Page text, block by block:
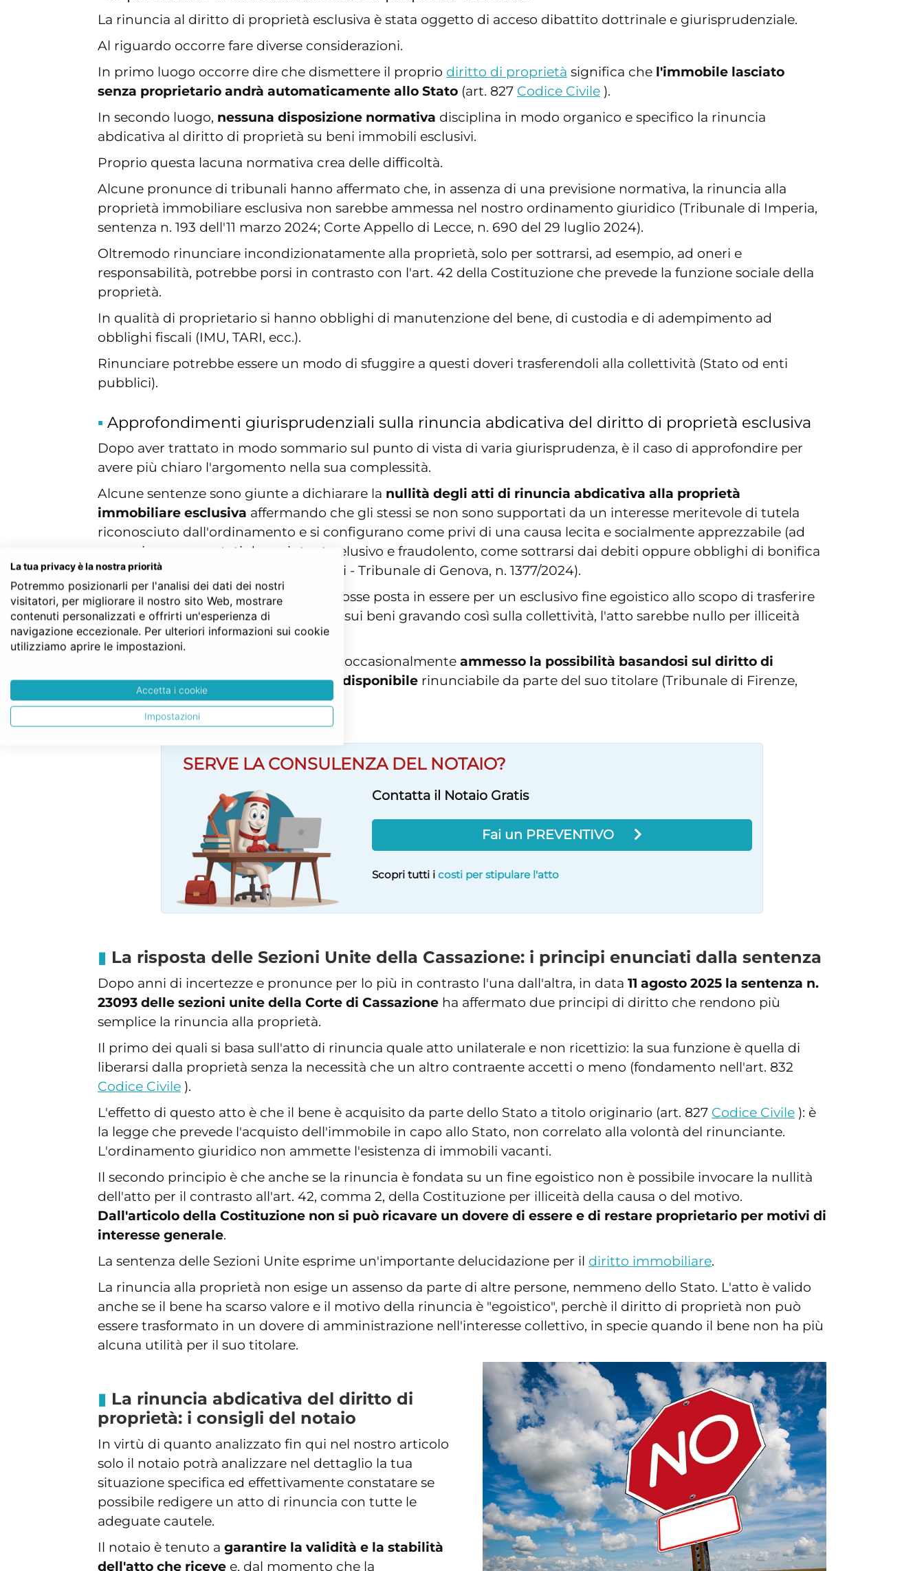
La rinuncia al diritto di proprietà esclusiva è stata oggetto di acceso dibattito dottrinale e giurisprudenziale.
Al riguardo occorre fare diverse considerazioni.
In primo luogo occorre dire che dismettere il proprio diritto di proprietà significa che l'immobile lasciato
senza proprietario andrà automaticamente allo Stato (art. 827 Codice Civile ).
In secondo luogo, nessuna disposizione normativa disciplina in modo organico e specifico la rinuncia
abdicativa al diritto di proprietà su beni immobili esclusivi.
Proprio questa lacuna normativa crea delle difficoltà.
Alcune pronunce di tribunali hanno affermato che, in assenza di una previsione normativa, la rinuncia alla
proprietà immobiliare esclusiva non sarebbe ammessa nel nostro ordinamento giuridico (Tribunale di Imperia,
sentenza n. 193 dell'11 marzo 2024; Corte Appello di Lecce, n. 690 del 29 luglio 2024).
Oltremodo rinunciare incondizionatamente alla proprietà, solo per sottrarsi, ad esempio, ad oneri e
responsabilità, potrebbe porsi in contrasto con l'art. 42 della Costituzione che prevede la funzione sociale della
proprietà.
In qualità di proprietario si hanno obblighi di manutenzione del bene, di custodia e di adempimento ad
obblighi fiscali (IMU, TARI, ecc.).
Rinunciare potrebbe essere un modo di sfuggire a questi doveri trasferendoli alla collettività (Stato od enti
pubblici).
Approfondimenti giurisprudenziali sulla rinuncia abdicativa del diritto di proprietà esclusiva
Dopo aver trattato in modo sommario sul punto di vista di varia giurisprudenza, è il caso di approfondire per
avere più chiaro l'argomento nella sua complessità.
Alcune sentenze sono giunte a dichiarare la nullità degli atti di rinuncia abdicativa alla proprietà
immobiliare esclusiva affermando che gli stessi se non sono supportati da un interesse meritevole di tutela
riconosciuto dall'ordinamento e si configurano come privi di una causa lecita e socialmente apprezzabile (ad
esempio se supportati da un intento elusivo e fraudolento, come sottrarsi dai debiti oppure obblighi di bonifica
ovvero anche responsabilità per danni - Tribunale di Genova, n. 1377/2024).
Più chiaramente, qualora la rinuncia fosse posta in essere per un esclusivo fine egoistico allo scopo di trasferire
allo Stato i costi inerenti ad interventi sui beni gravando così sulla collettività, l'atto sarebbe nullo per illiceità
della causa.
Altre sentenze, al contrario, ne hanno occasionalmente ammesso la possibilità basandosi sul diritto di
proprietà come diritto patrimoniale disponibile rinunciabile da parte del suo titolare (Tribunale di Firenze,
sentenze n. 1462/2023 e 2529/2022).
SERVE LA CONSULENZA DEL NOTAIO?
Contatta il Notaio Gratis
Fai un PREVENTIVO
Scopri tutti icosti per stipulare l'atto
La risposta delle Sezioni Unite della Cassazione: i principi enunciati dalla sentenza
Dopo anni di incertezze e pronunce per lo più in contrasto l'una dall'altra, in data 11 agosto 2025 la sentenza n.
23093 delle sezioni unite della Corte di Cassazione ha affermato due principi di diritto che rendono più
semplice la rinuncia alla proprietà.
Il primo dei quali si basa sull'atto di rinuncia quale atto unilaterale e non ricettizio: la sua funzione è quella di
liberarsi dalla proprietà senza la necessità che un altro contraente accetti o meno (fondamento nell'art. 832
Codice Civile ).
L'effetto di questo atto è che il bene è acquisito da parte dello Stato a titolo originario (art. 827 Codice Civile ): è
la legge che prevede l'acquisto dell'immobile in capo allo Stato, non correlato alla volontà del rinunciante.
L'ordinamento giuridico non ammette l'esistenza di immobili vacanti.
Il secondo principio è che anche se la rinuncia è fondata su un fine egoistico non è possibile invocare la nullità
dell'atto per il contrasto all'art. 42, comma 2, della Costituzione per illiceità della causa o del motivo.
Dall'articolo della Costituzione non si può ricavare un dovere di essere e di restare proprietario per motivi di
interesse generale.
La sentenza delle Sezioni Unite esprime un'importante delucidazione per il diritto immobiliare.
La rinuncia alla proprietà non esige un assenso da parte di altre persone, nemmeno dello Stato. L'atto è valido
anche se il bene ha scarso valore e il motivo della rinuncia è "egoistico", perchè il diritto di proprietà non può
essere trasformato in un dovere di amministrazione nell'interesse collettivo, in specie quando il bene non ha più
alcuna utilità per il suo titolare.
La rinuncia abdicativa del diritto di
proprietà: i consigli del notaio
In virtù di quanto analizzato fin qui nel nostro articolo
solo il notaio potrà analizzare nel dettaglio la tua
situazione specifica ed effettivamente constatare se
possibile redigere un atto di rinuncia con tutte le
adeguate cautele.
Il notaio è tenuto a garantire la validità e la stabilità
dell'atto che riceve e, dal momento che la
La tua privacy è la nostra priorità
Potremmo posizionarli per l'analisi dei dati dei nostri
visitatori, per migliorare il nostro sito Web, mostrare
contenuti personalizzati e offrirti un'esperienza di
navigazione eccezionale. Per ulteriori informazioni sui cookie
utilizziamo aprire le impostazioni.
Accetta i cookie
Impostazioni